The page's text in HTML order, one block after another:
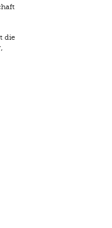
die